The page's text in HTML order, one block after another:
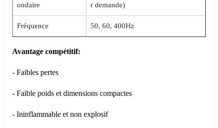
ondaire
r demande)
Fréquence 50, 60, 400Hz
Avantage compétitif:
- Faibles pertes
- Faible poids et dimensions compactes
- Ininflammable et non explosif